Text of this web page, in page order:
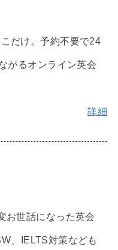
だけ。予約不要で24
がるオンライン英会
詳細
お世話になった英会
、IELTS対策なども